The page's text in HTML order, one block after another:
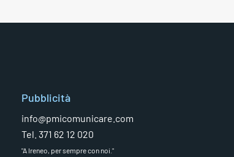
Pubblicità
info@pmicomunicare.com
Tel. 371 62 12 020
"A Ireneo, per sempre con noi."